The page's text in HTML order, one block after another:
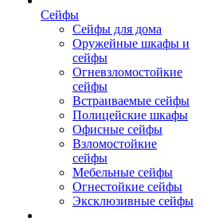
Сейфы
Сейфы для дома
Оружейные шкафы и
сейфы
Огневзломостойкие
сейфы
Встраиваемые сейфы
Полицейские шкафы
Офисные сейфы
Взломостойкие
сейфы
Мебельные сейфы
Огнестойкие сейфы
Эксклюзивные сейфы